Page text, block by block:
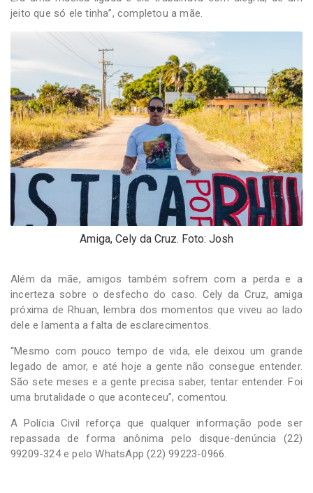
jeito que só ele tinha”, completou a mãe.
Amiga, Cely da Cruz. Foto: Josh
Além da mãe, amigos também sofrem com a perda e a
incerteza sobre o desfecho do caso. Cely da Cruz, amiga
próxima de Rhuan, lembra dos momentos que viveu ao lado
dele e lamenta a falta de esclarecimentos.
“Mesmo com pouco tempo de vida, ele deixou um grande
legado de amor, e até hoje a gente não consegue entender.
São sete meses e a gente precisa saber, tentar entender. Foi
uma brutalidade o que aconteceu”, comentou.
A Polícia Civil reforça que qualquer informação pode ser
repassada de forma anônima pelo disque-denúncia (22)
99209-324 e pelo WhatsApp (22) 99223-0966.